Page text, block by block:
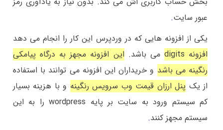
عبور سایت.
یکی از افزونه هایی که در وردپرس این کار را انجام می دهد
افزونه digits
می باشد. این افزونه مجهز به درگاه پیامکی
رنگینه می باشد و خریداران این افزونه می توانند با استفاده
از یک پنل ارزان قیمت وب سرویس رنگینه و با هزینه بسیار
کم سیستم ورود به سایت بر پایه wordpress را به این
سیستم مجهز کنند.